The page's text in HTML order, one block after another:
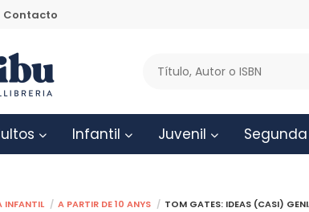
Contacto
Infantil Juvenil
infantil A partir de 10 anys TOM GATES: IDEAS (CASI)